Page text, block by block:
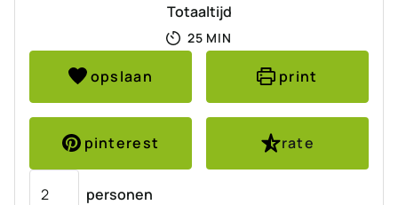
Totaaltijd
25MINUTEN
MIN
opslaan print
pinterest
rate
personen